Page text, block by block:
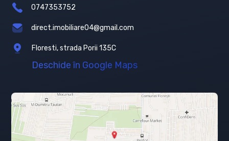
0747353752
direct.imobiliare04@gmail.com
Floresti, strada Porii 135C
Deschide în Google Maps